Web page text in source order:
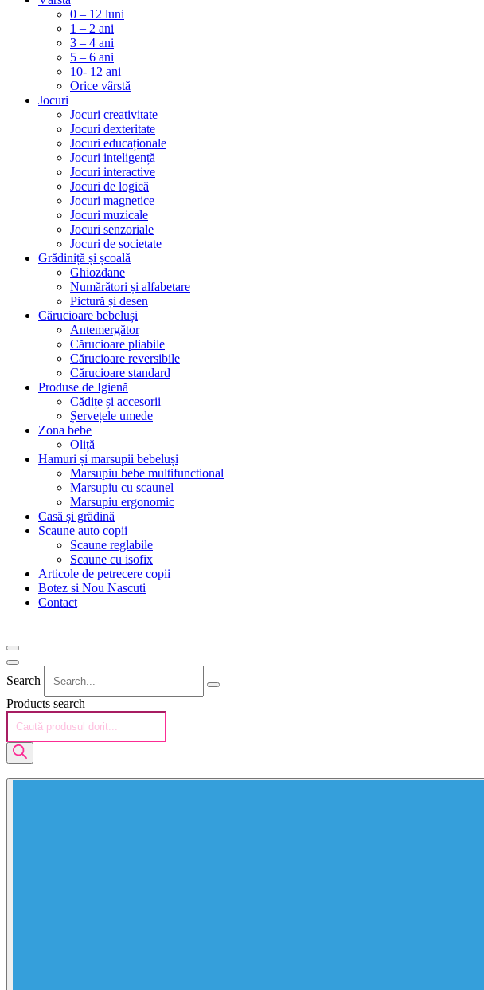
0 – 12 luni
1 – 2 ani
3 – 4 ani
5 – 6 ani
10- 12 ani
Orice vârstă
Jocuri
Jocuri creativitate
Jocuri dexteritate
Jocuri educaționale
Jocuri inteligență
Jocuri interactive
Jocuri de logică
Jocuri magnetice
Jocuri muzicale
Jocuri senzoriale
Jocuri de societate
Grădiniță și școală
Ghiozdane
Numărători și alfabetare
Pictură și desen
Cărucioare bebeluși
Antemergător
Cărucioare pliabile
Cărucioare reversibile
Cărucioare standard
Produse de Igienă
Cădițe și accesorii
Șervețele umede
Zona bebe
Oliță
Hamuri și marsupii bebeluși
Marsupiu bebe multifunctional
Marsupiu cu scaunel
Marsupiu ergonomic
Casă și grădină
Scaune auto copii
Scaune reglabile
Scaune cu isofix
Articole de petrecere copii
Botez si Nou Nascuti
Contact
Search
Products search